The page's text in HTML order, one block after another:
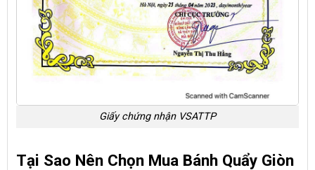
Giấy chứng nhận VSATTP
Tại Sao Nên Chọn Mua Bánh Quẩy Giòn